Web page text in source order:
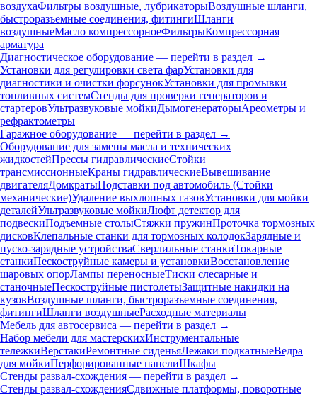
воздухаФильтры воздушные, лубрикаторыВоздушные шланги,
быстроразъемные соединения, фитингиШланги
воздушныеМасло компрессорноеФильтрыКомпрессорная
арматура
Диагностическое оборудование — перейти в раздел →
Установки для регулировки света фарУстановки для
диагностики и очистки форсунокУстановки для промывки
топливных системСтенды для проверки генераторов и
стартеровУльтразвуковые мойкиДымогенераторыАреометры и
рефрактометры
Гаражное оборудование — перейти в раздел →
Оборудование для замены масла и технических
жидкостейПрессы гидравлическиеСтойки
трансмиссионныеКраны гидравлическиеВывешивание
двигателяДомкратыПодставки под автомобиль (Стойки
механические)Удаление выхлопных газовУстановки для мойки
деталейУльтразвуковые мойкиЛюфт детектор для
подвескиПодъемные столыСтяжки пружинПроточка тормозных
дисковКлепальные станки для тормозных колодокЗарядные и
пуско-зарядные устройстваСверлильные станкиТокарные
станкиПескоструйные камеры и установкиВосстановление
шаровых опорЛампы переносныеТиски слесарные и
станочныеПескоструйные пистолетыЗащитные накидки на
кузовВоздушные шланги, быстроразъемные соединения,
фитингиШланги воздушныеРасходные материалы
Мебель для автосервиса — перейти в раздел →
Набор мебели для мастерскихИнструментальные
тележкиВерстакиРемонтные сиденьяЛежаки подкатныеВедра
для мойкиПерфорированные панелиШкафы
Стенды развал-схождения — перейти в раздел →
Стенды развал-схожденияСдвижные платформы, поворотные